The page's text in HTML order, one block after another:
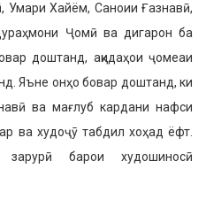
Умари Хайём, Саноии Ғазнавӣ,
Ҷомӣ ва дигарон ба
доштанд, ақидаҳои ҷомеаи
Яъне онҳо бовар доштанд, ки
ва мағлуб кардани нафси
ва худоҷӯ табдил хоҳад ёфт.
барои худошиносӣ